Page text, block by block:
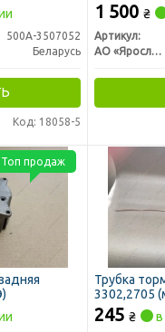
500А-3507052
Беларусь
Код: 18058-5
1 500 ₴
Артикул:
АО «Ярославский завод дизельной аппаратуры» (ЯЗДА)
Топ продаж
Трубка
3302,2705
М10х1,25
245 ₴